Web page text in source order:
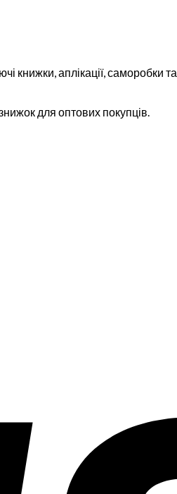
книжки, аплікації, саморобки
для оптових покупців.